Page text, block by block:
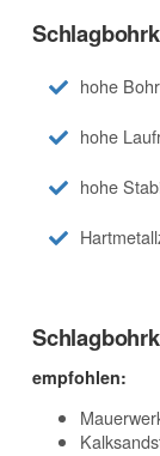
hohe
hohe
hohe
empfohlen: